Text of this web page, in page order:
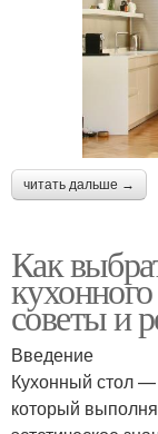
читать дальше →
Как
советы и
Введение
Кухонный стол —
который